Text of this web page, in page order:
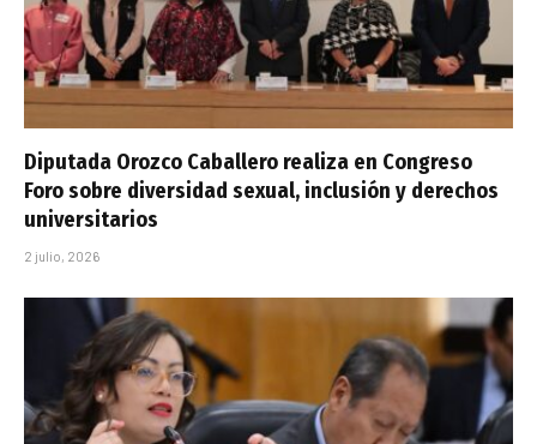
Diputada Orozco Caballero realiza en Congreso
Foro sobre diversidad sexual, inclusión y derechos
universitarios
2 julio, 2026